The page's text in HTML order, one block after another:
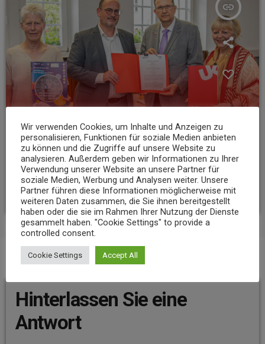
insert_link
NEWS
Uni Koblenz und Volkshochschule bauen Zusammenarbeit aus
today 10. AUGUST 2026
BEITRAGS-KOMMENTARE (0)
Hinterlassen Sie eine
Antwort
Wir verwenden Cookies, um Inhalte und Anzeigen zu
personalisieren, Funktionen für soziale Medien anbieten
zu können und die Zugriffe auf unsere Website zu
analysieren. Außerdem geben wir Informationen zu Ihrer
Verwendung unserer Website an unsere Partner für
soziale Medien, Werbung und Analysen weiter. Unsere
Partner führen diese Informationen möglicherweise mit
weiteren Daten zusammen, die Sie ihnen bereitgestellt
haben oder die sie im Rahmen Ihrer Nutzung der Dienste
gesammelt haben. "Cookie Settings" to provide a
controlled consent.
Cookie Settings Accept All